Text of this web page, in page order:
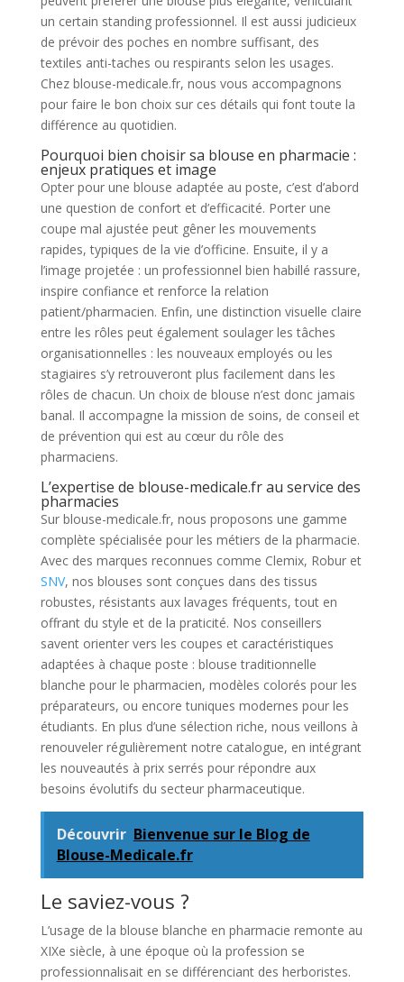
un certain standing professionnel. Il est aussi judicieux
de prévoir des poches en nombre suffisant, des
textiles anti-taches ou respirants selon les usages.
Chez blouse-medicale.fr, nous vous accompagnons
pour faire le bon choix sur ces détails qui font toute la
différence au quotidien.
Pourquoi bien choisir sa blouse en pharmacie :
enjeux pratiques et image
Opter pour une blouse adaptée au poste, c’est d’abord
une question de confort et d’efficacité. Porter une
coupe mal ajustée peut gêner les mouvements
rapides, typiques de la vie d’officine. Ensuite, il y a
l’image projetée : un professionnel bien habillé rassure,
inspire confiance et renforce la relation
patient/pharmacien. Enfin, une distinction visuelle claire
entre les rôles peut également soulager les tâches
organisationnelles : les nouveaux employés ou les
stagiaires s’y retrouveront plus facilement dans les
rôles de chacun. Un choix de blouse n’est donc jamais
banal. Il accompagne la mission de soins, de conseil et
de prévention qui est au cœur du rôle des
pharmaciens.
L’expertise de blouse-medicale.fr au service des
pharmacies
Sur blouse-medicale.fr, nous proposons une gamme
complète spécialisée pour les métiers de la pharmacie.
Avec des marques reconnues comme Clemix, Robur et
SNV, nos blouses sont conçues dans des tissus
robustes, résistants aux lavages fréquents, tout en
offrant du style et de la praticité. Nos conseillers
savent orienter vers les coupes et caractéristiques
adaptées à chaque poste : blouse traditionnelle
blanche pour le pharmacien, modèles colorés pour les
préparateurs, ou encore tuniques modernes pour les
étudiants. En plus d’une sélection riche, nous veillons à
renouveler régulièrement notre catalogue, en intégrant
les nouveautés à prix serrés pour répondre aux
besoins évolutifs du secteur pharmaceutique.
Découvrir Bienvenue sur le Blog de
Blouse-Medicale.fr
Le saviez-vous ?
L’usage de la blouse blanche en pharmacie remonte au
XIXe siècle, à une époque où la profession se
professionnalisait en se différenciant des herboristes.